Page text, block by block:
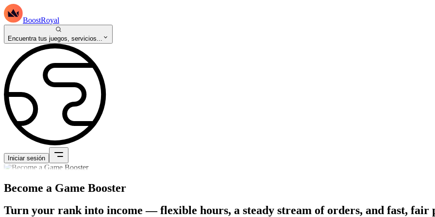
BoostRoyal
Encuentra tus juegos, servicios...
Iniciar sesión
Become a Game Booster
Turn your rank into income — flexible hours, a steady stream of orders, and fast, fair